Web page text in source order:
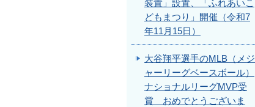
装置」設置、「ふれあいこ
どもまつり」開催（令和7
年11月15日）
大谷翔平選手のMLB（メジ
ャーリーグベースボール）
ナショナルリーグMVP受
賞 おめでとうございま